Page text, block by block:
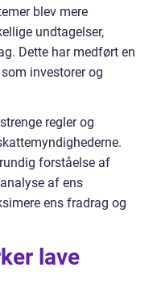
blev mere
undtagelser,
Dette har medført en
investorer og
regler og
forståelse af
af ens
ens fradrag og
lave